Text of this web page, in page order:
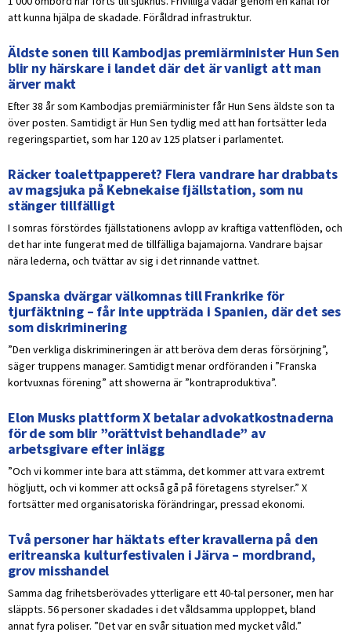
att kunna hjälpa de skadade. Föråldrad infrastruktur.
Äldste sonen till Kambodjas premiärminister Hun Sen
blir ny härskare i landet där det är vanligt att man
ärver makt
Efter 38 år som Kambodjas premiärminister får Hun Sens äldste son ta
över posten. Samtidigt är Hun Sen tydlig med att han fortsätter leda
regeringspartiet, som har 120 av 125 platser i parlamentet.
Räcker toalettpapperet? Flera vandrare har drabbats
av magsjuka på Kebnekaise fjällstation, som nu
stänger tillfälligt
I somras förstördes fjällstationens avlopp av kraftiga vattenflöden, och
det har inte fungerat med de tillfälliga bajamajorna. Vandrare bajsar
nära lederna, och tvättar av sig i det rinnande vattnet.
Spanska dvärgar välkomnas till Frankrike för
tjurfäktning – får inte uppträda i Spanien, där det ses
som diskriminering
”Den verkliga diskrimineringen är att beröva dem deras försörjning”,
säger truppens manager. Samtidigt menar ordföranden i ”Franska
kortvuxnas förening” att showerna är ”kontraproduktiva”.
Elon Musks plattform X betalar advokatkostnaderna
för de som blir ”orättvist behandlade” av
arbetsgivare efter inlägg
”Och vi kommer inte bara att stämma, det kommer att vara extremt
högljutt, och vi kommer att också gå på företagens styrelser.” X
fortsätter med organisatoriska förändringar, pressad ekonomi.
Två personer har häktats efter kravallerna på den
eritreanska kulturfestivalen i Järva – mordbrand,
grov misshandel
Samma dag frihetsberövades ytterligare ett 40-tal personer, men har
släppts. 56 personer skadades i det våldsamma upploppet, bland
annat fyra poliser. ”Det var en svår situation med mycket våld.”